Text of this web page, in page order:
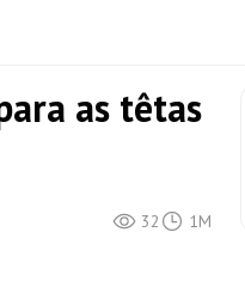
as têtas
32 1M